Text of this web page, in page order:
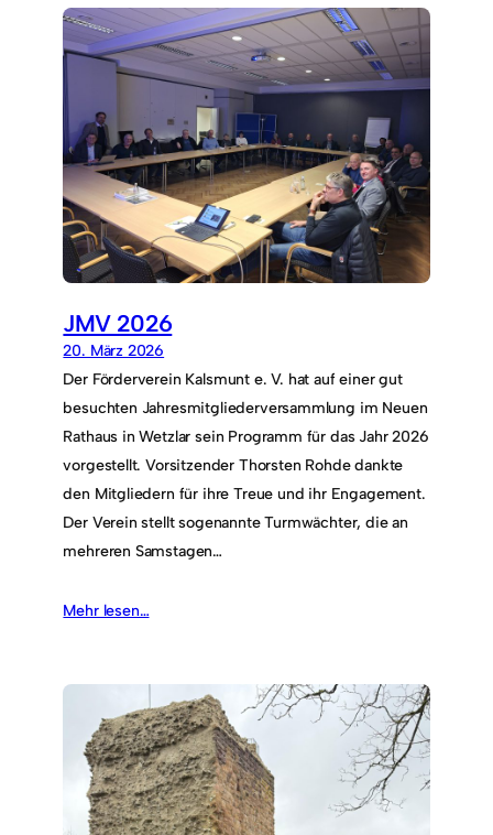
JMV 2026
20. März 2026
Der Förderverein Kalsmunt e. V. hat auf einer gut
besuchten Jahresmitgliederversammlung im Neuen
Rathaus in Wetzlar sein Programm für das Jahr 2026
vorgestellt. Vorsitzender Thorsten Rohde dankte
den Mitgliedern für ihre Treue und ihr Engagement.
Der Verein stellt sogenannte Turmwächter, die an
mehreren Samstagen…
Mehr lesen…